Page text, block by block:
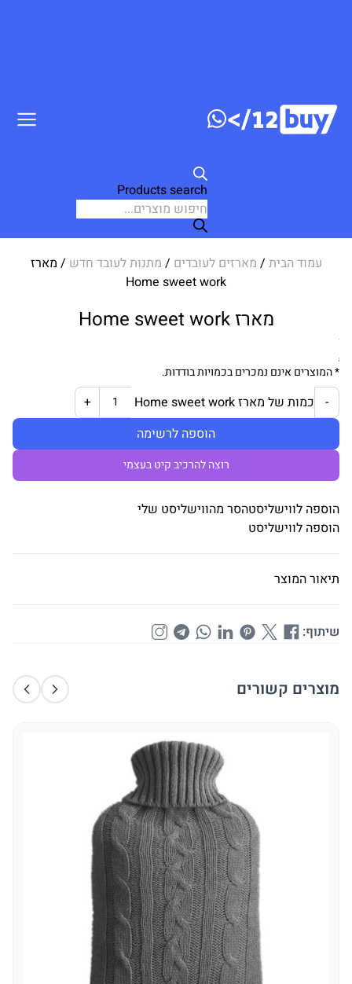
Products search
עמוד הבית / מארזים לעובדים / מתנות לעובד חדש / מארז
Home sweet work
מארז Home sweet work
* המוצרים אינם נמכרים בכמויות בודדות.
- כמות של מארז Home sweet work
+
הוספה לרשימה
רוצה להרכיב קיט בעצמי
הוספה לווישליסטהסר מהווישליסט שלי
הוספה לווישליסט
תיאור המוצר
שיתוף:
מוצרים קשורים